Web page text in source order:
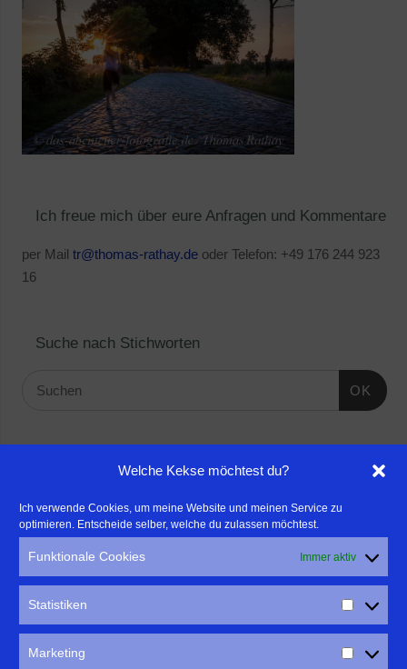
Welche Kekse möchtest du?
Ich verwende Cookies, um meine Website und meinen Service zu
optimieren. Entscheide selber, welche du zulassen möchtest.
Funktionale Cookies Immer aktiv
Statistiken
Marketing
Ich freue mich über eure Anfragen und Kommentare
per Mail tr@thomas-rathay.deoder Telefon: +49 176 244 923
16
Suche nach Stichworten
OK
- Für professionelle Fotografen, die ihre Stärken mehr in den
Fokus rücken wollen, empfehle ich eine Beratung durch Frau
Dr. Martina Mettner